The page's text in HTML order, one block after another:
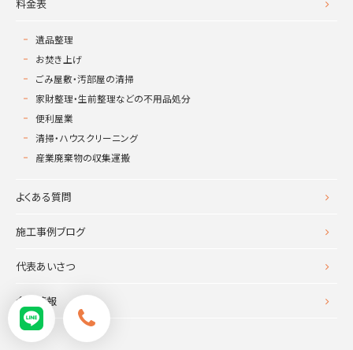
料金表
遺品整理
お焚き上げ
ごみ屋敷・汚部屋の清掃
家財整理・生前整理などの不用品処分
便利屋業
清掃・ハウスクリーニング
産業廃棄物の収集運搬
よくある質問
施工事例ブログ
代表あいさつ
会社情報